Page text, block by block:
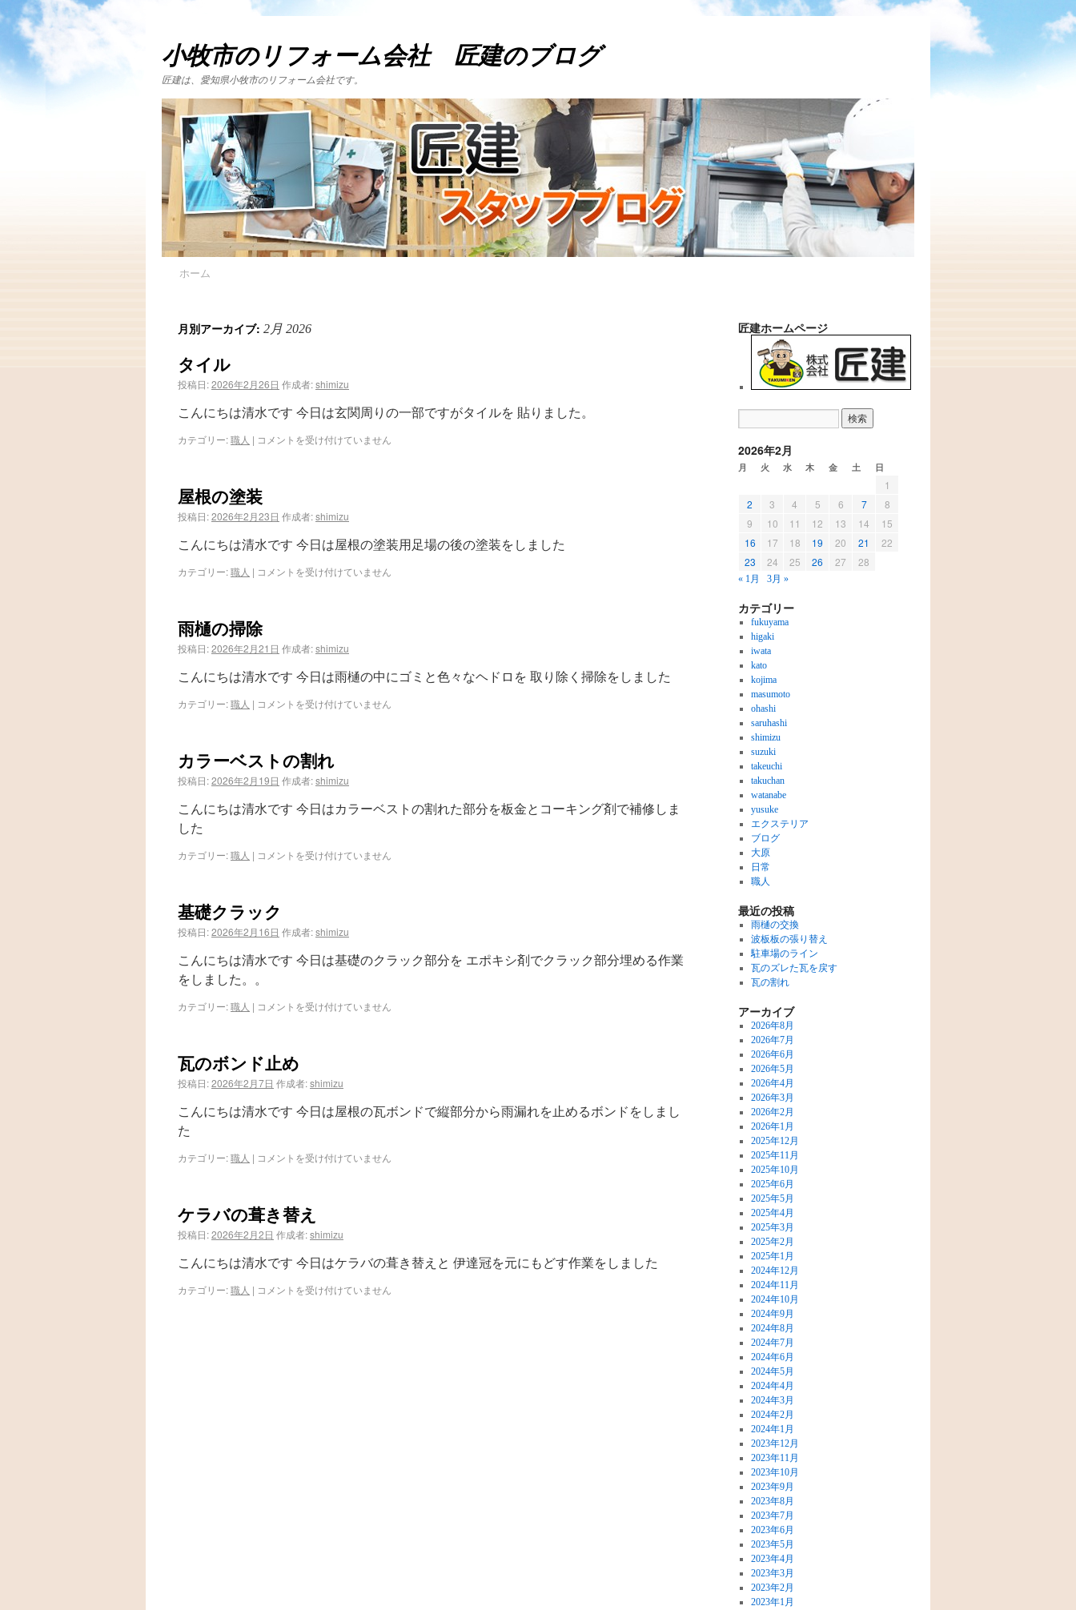
小牧市のリフォーム会社 匠建のブログ
匠建は、愛知県小牧市のリフォーム会社です。
ホーム
月別アーカイブ: 2月 2026
タイル
投稿日:2026年2月26日 作成者:shimizu
こんにちは清水です 今日は玄関周りの一部ですがタイルを 貼りました。
カテゴリー:職人 | コメントを受け付けていません
屋根の塗装
投稿日:2026年2月23日 作成者:shimizu
こんにちは清水です 今日は屋根の塗装用足場の後の塗装をしました
カテゴリー:職人 | コメントを受け付けていません
雨樋の掃除
投稿日:2026年2月21日 作成者:shimizu
こんにちは清水です 今日は雨樋の中にゴミと色々なヘドロを 取り除く掃除をしました
カテゴリー:職人 | コメントを受け付けていません
カラーベストの割れ
投稿日:2026年2月19日 作成者:shimizu
こんにちは清水です 今日はカラーベストの割れた部分を板金とコーキング剤で補修しま
した
カテゴリー:職人 | コメントを受け付けていません
基礎クラック
投稿日:2026年2月16日 作成者:shimizu
こんにちは清水です 今日は基礎のクラック部分を エポキシ剤でクラック部分埋める作業
をしました。。
カテゴリー:職人 | コメントを受け付けていません
瓦のボンド止め
投稿日:2026年2月7日 作成者:shimizu
こんにちは清水です 今日は屋根の瓦ボンドで縦部分から雨漏れを止めるボンドをしまし
た
カテゴリー:職人 | コメントを受け付けていません
ケラバの葺き替え
投稿日:2026年2月2日 作成者:shimizu
こんにちは清水です 今日はケラバの葺き替えと 伊達冠を元にもどす作業をしました
カテゴリー:職人 | コメントを受け付けていません
匠建ホームページ
2026年2月
月 火 水 木 金 土 日
1
2
3 4 5 6 7
8
9
10 11 12 13 14
15
16
17 18 19 20 21
22
23
24 25 26 27 28
« 1月 3月 »
カテゴリー
fukuyama
higaki
iwata
kato
kojima
masumoto
ohashi
saruhashi
shimizu
suzuki
takeuchi
takuchan
watanabe
yusuke
エクステリア
ブログ
大原
日常
職人
最近の投稿
雨樋の交換
波板板の張り替え
駐車場のライン
瓦のズレた瓦を戻す
瓦の割れ
アーカイブ
2026年8月
2026年7月
2026年6月
2026年5月
2026年4月
2026年3月
2026年2月
2026年1月
2025年12月
2025年11月
2025年10月
2025年6月
2025年5月
2025年4月
2025年3月
2025年2月
2025年1月
2024年12月
2024年11月
2024年10月
2024年9月
2024年8月
2024年7月
2024年6月
2024年5月
2024年4月
2024年3月
2024年2月
2024年1月
2023年12月
2023年11月
2023年10月
2023年9月
2023年8月
2023年7月
2023年6月
2023年5月
2023年4月
2023年3月
2023年2月
2023年1月